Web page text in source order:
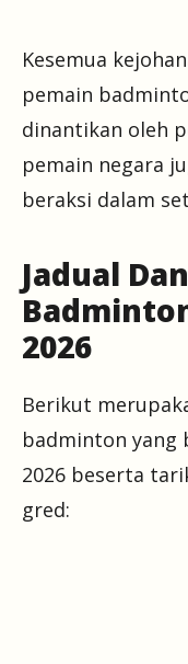
Kesemua
pemain
dinantikan oleh
pemain negara
beraksi dalam
Jadual
2026
Berikut
badminton yang
2026 beserta
gred: